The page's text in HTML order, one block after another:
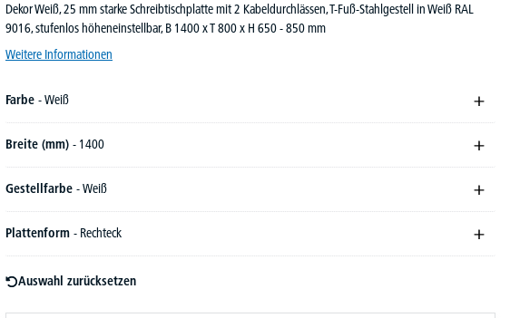
Dekor Weiß, 25 mm starke Schreibtischplatte mit 2 Kabeldurchlässen, T-Fuß-Stahlgestell in Weiß RAL
9016, stufenlos höheneinstellbar, B 1400 x T 800 x H 650 - 850 mm
Weitere Informationen
Farbe - Weiß
Breite (mm) - 1400
Gestellfarbe - Weiß
Plattenform - Rechteck
Auswahl zurücksetzen